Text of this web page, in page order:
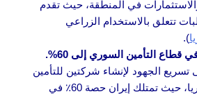
في المنطقة، حيث تقدم
تتعلق بالاستخدام الزراعي
).
قطاع التأمين السوري إلى 60%.
الجهود لإنشاء شركتين للتأمين
وإعادة التأمين في سوريا، حيث تمتلك إيران حصة 60٪ في